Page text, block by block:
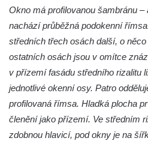
Městské divadlo Chomutov
Ludwig Breitfeld, výroba prýmků
Pivovar Chalupník v Perštejně
Spořitelna v Turnově
Dům obuvi Baťa v Liberci
Hotel Cristal v Železném Brodě
Spořitelna a muzeum v
Okno má profilovanou šambránu
nachází průběžná podokenní
středních třech osách další, o
ostatních osách jsou v omítce
v přízemí fasádu středního rizalitu
jednotlivé okenní osy. Patro
profilovaná římsa. Hladká plocha
členění jako přízemí. Ve středním
zdobnou hlavicí, pod okny je na